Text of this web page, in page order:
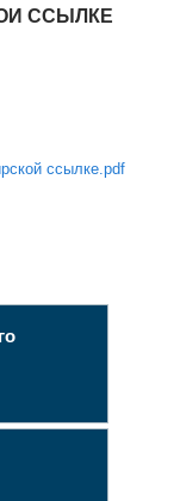
ССЫЛКЕ
ссылке.pdf